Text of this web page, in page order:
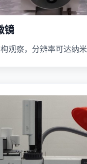
镜
观察，分辨率可达纳